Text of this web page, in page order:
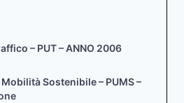
– PUT – ANNO 2006
Sostenibile – PUMS –